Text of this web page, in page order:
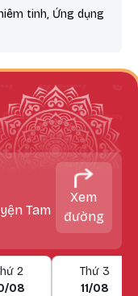
tinh, Ứng dụng
Tam
Xem
đường
2
08
Thứ 3
11/08